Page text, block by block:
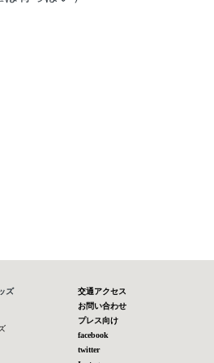
ズ
交通アクセス
お問い合わせ
プレス向け
facebook
twitter